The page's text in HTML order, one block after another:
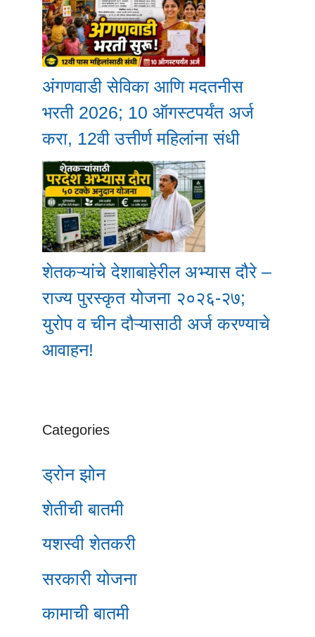
अंगणवाडी सेविका आणि मदतनीस
भरती 2026; 10 ऑगस्टपर्यंत अर्ज
करा, 12वी उत्तीर्ण महिलांना संधी
शेतकऱ्यांचे देशाबाहेरील अभ्यास दौरे –
राज्य पुरस्कृत योजना २०२६-२७;
युरोप व चीन दौऱ्यासाठी अर्ज करण्याचे
आवाहन!
Categories
ड्रोन झोन
शेतीची बातमी
यशस्वी शेतकरी
सरकारी योजना
कामाची बातमी